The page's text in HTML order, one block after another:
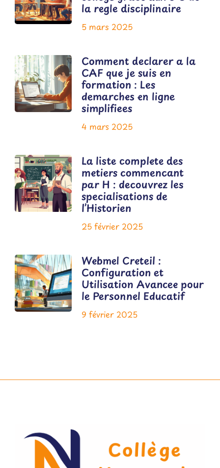
la regle disciplinaire
5 mars 2025
Comment declarer a la
CAF que je suis en
formation : Les
demarches en ligne
simplifiees
4 mars 2025
La liste complete des
metiers commencant
par H : decouvrez les
specialisations de
l’Historien
25 février 2025
Webmel Creteil :
Configuration et
Utilisation Avancee pour
le Personnel Educatif
9 février 2025